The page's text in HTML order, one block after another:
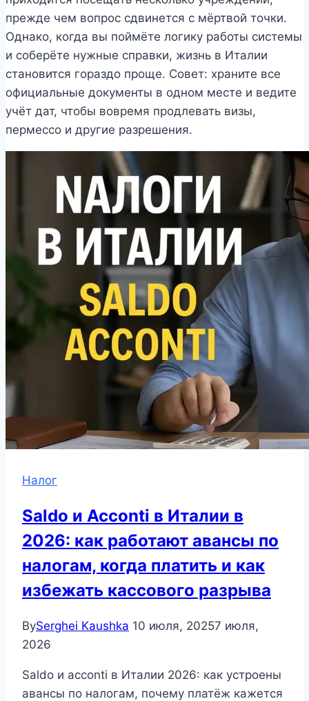
прежде чем вопрос сдвинется с мёртвой точки.
Однако, когда вы поймёте логику работы системы
и соберёте нужные справки, жизнь в Италии
становится гораздо проще. Совет: храните все
официальные документы в одном месте и ведите
учёт дат, чтобы вовремя продлевать визы,
пермессо и другие разрешения.
Налог
Saldo и Acconti в Италии в
2026: как работают авансы по
налогам, когда платить и как
избежать кассового разрыва
BySerghei Kaushka 10 июля, 20257 июля,
2026
Saldo и acconti в Италии 2026: как устроены
авансы по налогам, почему платёж кажется